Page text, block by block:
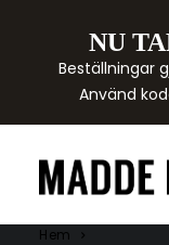
NU
Beställningar
Använd
Hem